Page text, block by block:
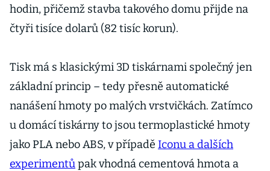
hodin, přičemž stavba takového domu přijde na
čtyři tisíce dolarů (82 tisíc korun).
Tisk má s klasickými 3D tiskárnami společný jen
základní princip – tedy přesně automatické
nanášení hmoty po malých vrstvičkách. Zatímco
u domácí tiskárny to jsou termoplastické hmoty
jako PLA nebo ABS, v případě Iconu a dalších
experimentůpak vhodná cementová hmota a